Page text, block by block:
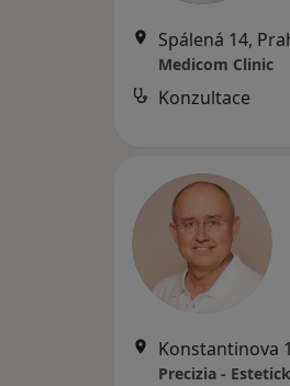
Spálená 14,
Medicom Clinic
Konzultace
Konstantinova
Precizia -